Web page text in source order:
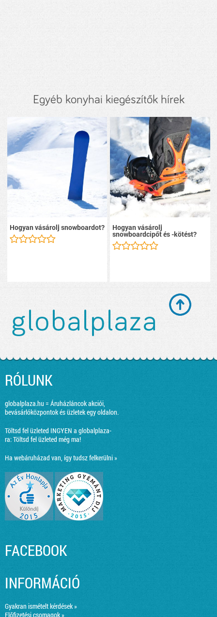
Egyéb konyhai kiegészítők hírek
Hogyan vásárolj snowboardot? Hogyan vásárolj
snowboardcipőt és -kötést?
RÓLUNK
globalplaza.hu = Áruházláncok akciói,
bevásárlóközpontok és üzletek egy oldalon.
Töltsd fel üzleted INGYEN a globalplaza-
ra:Töltsd fel üzleted még ma!
Ha webáruházad van, így tudsz felkerülni »
FACEBOOK
INFORMÁCIÓ
Gyakran ismételt kérdések »
Előfizetési csomagok »